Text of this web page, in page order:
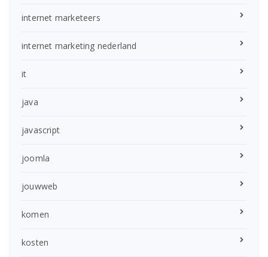
internet marketeers
internet marketing nederland
it
java
javascript
joomla
jouwweb
komen
kosten